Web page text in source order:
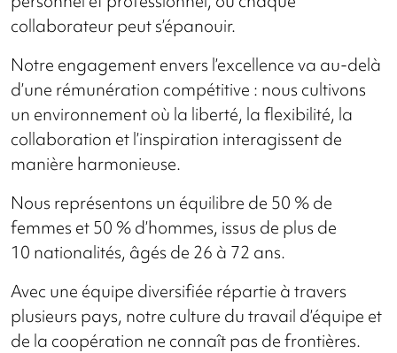
collaborateur peut s’épanouir.
Notre engagement envers l’excellence va au-delà
d’une rémunération compétitive : nous cultivons
un environnement où la liberté, la flexibilité, la
collaboration et l’inspiration interagissent de
manière harmonieuse.
Nous représentons un équilibre de 50 % de
femmes et 50 % d’hommes, issus de plus de
10 nationalités, âgés de 26 à 72 ans.
Avec une équipe diversifiée répartie à travers
plusieurs pays, notre culture du travail d’équipe et
de la coopération ne connaît pas de frontières.